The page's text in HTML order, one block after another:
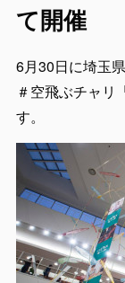
て開催
6月30日に埼玉
＃空飛ぶチャリ
す。